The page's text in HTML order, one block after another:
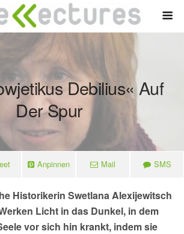
Debilius« Auf
Der Spur
Anpinnen Mail SMS
Historikerin Swetlana Alexijewitsch
Licht in das Dunkel, in dem
vor sich hin krankt, indem sie